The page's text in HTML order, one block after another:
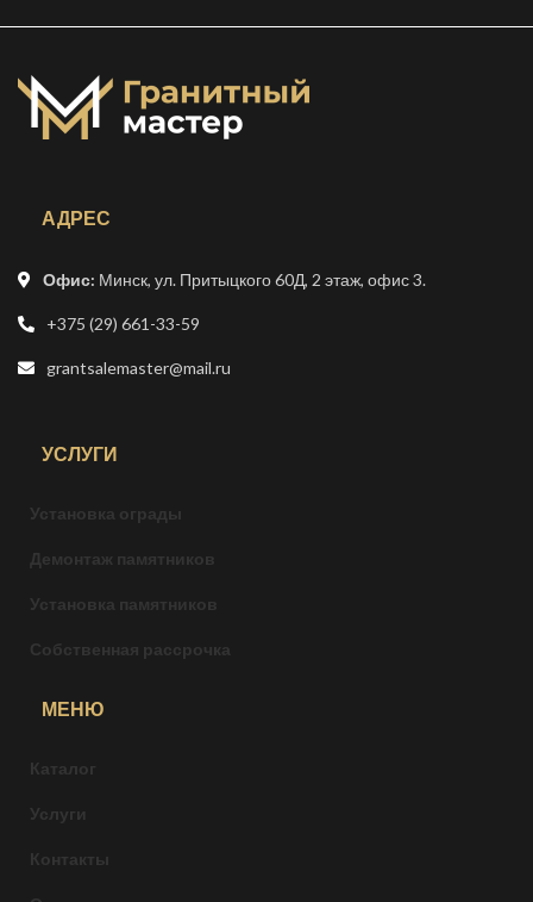
АДРЕС
Офис: Минск, ул. Притыцкого 60Д, 2 этаж, офис 3.
+375 (29) 661-33-59
grantsalemaster@mail.ru
УСЛУГИ
Установка ограды
Демонтаж памятников
Установка памятников
Собственная рассрочка
МЕНЮ
Каталог
Услуги
Контакты